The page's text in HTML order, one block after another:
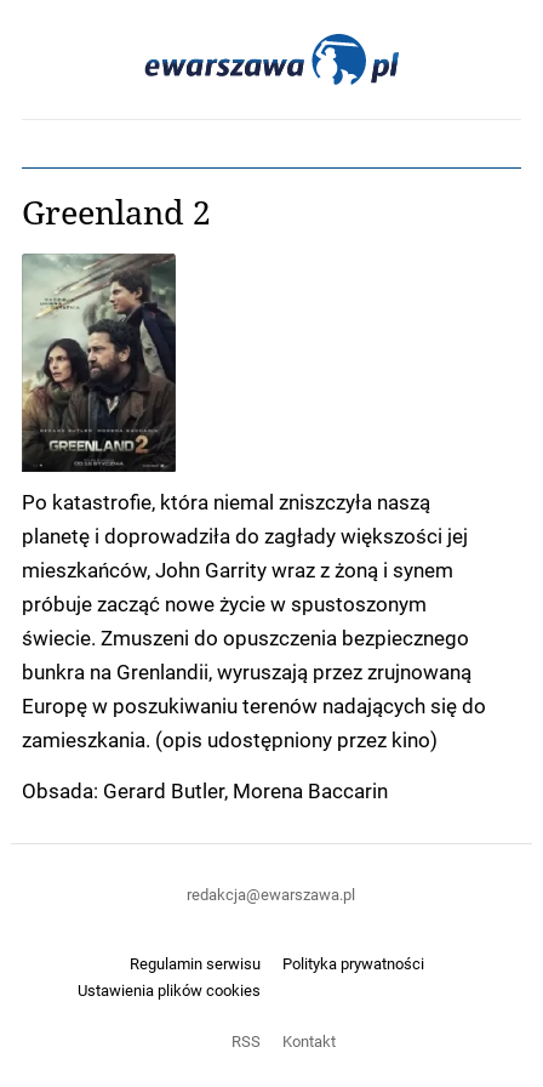
Greenland 2
Po katastrofie, która niemal zniszczyła naszą
planetę i doprowadziła do zagłady większości jej
mieszkańców, John Garrity wraz z żoną i synem
próbuje zacząć nowe życie w spustoszonym
świecie. Zmuszeni do opuszczenia bezpiecznego
bunkra na Grenlandii, wyruszają przez zrujnowaną
Europę w poszukiwaniu terenów nadających się do
zamieszkania. (opis udostępniony przez kino)
Obsada: Gerard Butler, Morena Baccarin
Regulamin serwisu
Polityka prywatności
Ustawienia plików cookies
RSS Kontakt
redakcja@ewarszawa.pl